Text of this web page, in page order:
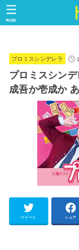
MENU
プロミスシンデレラ
プロミスシン
成吾か壱成か
ツイート シェア